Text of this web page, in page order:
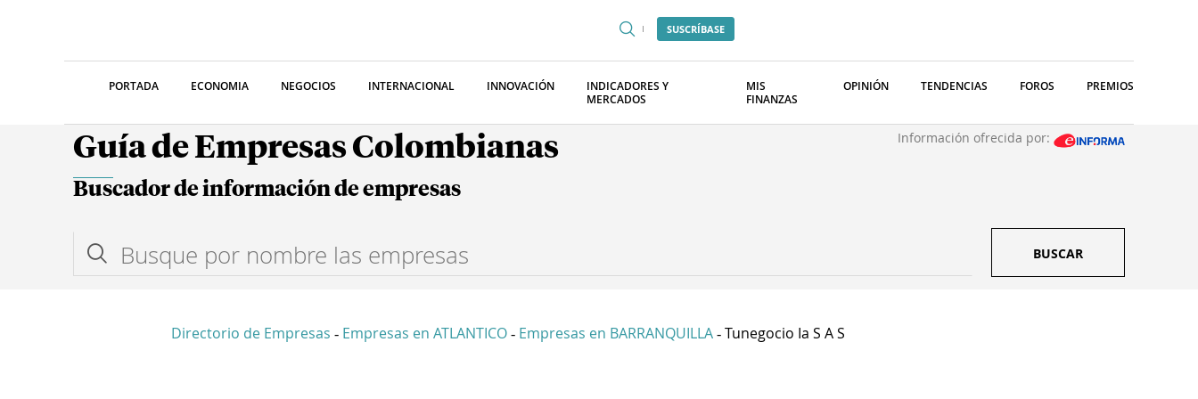
SUSCRÍBASE
PORTADA ECONOMIA NEGOCIOS INTERNACIONAL INNOVACIÓN
INDICADORES Y
MERCADOS
MIS
FINANZAS
OPINIÓN TENDENCIAS FOROS PREMIOS
Guía de Empresas Colombianas Información ofrecida por:
Buscador de información de empresas
BUSCAR
Directorio de Empresas - Empresas en ATLANTICO - Empresas en BARRANQUILLA - Tunegocio Ia S A S